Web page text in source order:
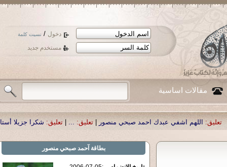
دخول / نسيت كلمة
مستخدم جديد
مقالات اساسية
عبدك احمد صبحي منصور|تعليق: ...
|تعليق: شكرا جزيلا أستاذ حمد الحمد
بطاقة آحمد صبحي منصور